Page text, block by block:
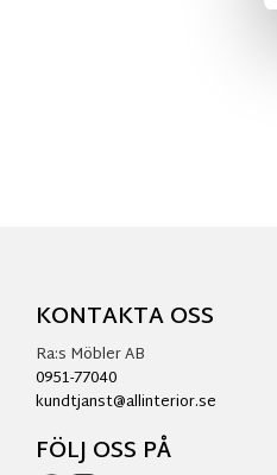
KONTAKTA OSS
Ra:s Möbler AB
0951-77040
kundtjanst@allinterior.se
FÖLJ OSS PÅ